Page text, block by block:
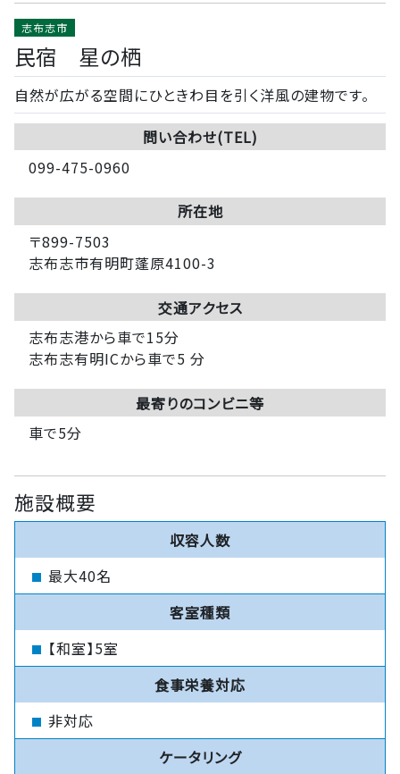
志布志市
民宿 星の栖
自然が広がる空間にひときわ目を引く洋風の建物です。
問い合わせ(TEL)
099-475-0960
所在地
〒899-7503
志布志市有明町蓬原4100-3
交通アクセス
志布志港から車で15分
志布志有明ICから車で5 分
最寄りのコンビニ等
車で5分
施設概要
収容人数
最大40名
客室種類
【和室】5室
食事栄養対応
非対応
ケータリング